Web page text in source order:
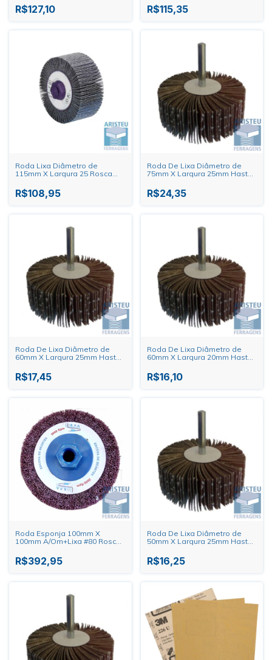
R$127,10 R$115,35
Roda Lixa Diâmetro de
115mm X Largura 25 Rosca
R$108,95
Roda De Lixa Diâmetro de
75mm X Largura 25mm Haste
R$24,35
Roda De Lixa Diâmetro de
60mm X Largura 25mm Haste
R$17,45
Roda De Lixa Diâmetro de
60mm X Largura 20mm Haste
R$16,10
Roda Esponja 100mm X
100mm A/Om+Lixa #80 Rosca
R$392,95
Roda De Lixa Diâmetro de
50mm X Largura 25mm Haste
R$16,25